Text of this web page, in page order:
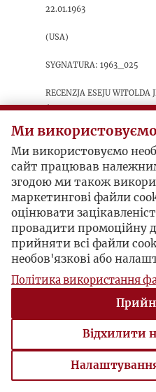
22.01.1963
(USA)
sygnatura: 1963_025
Recenzja eseju Witolda
Żydy”,
„Kultury” (1962).
Postacie
Autor publikacji:
Paczyński
Ми
Ми використовуємо
сайт працював
згодою ми також
маркетингові файли
оцінювати
провадити промоційну
прийняти всі файли
необов'язкові або
Політика використання
Відхилити
Налаштування файлів cookie